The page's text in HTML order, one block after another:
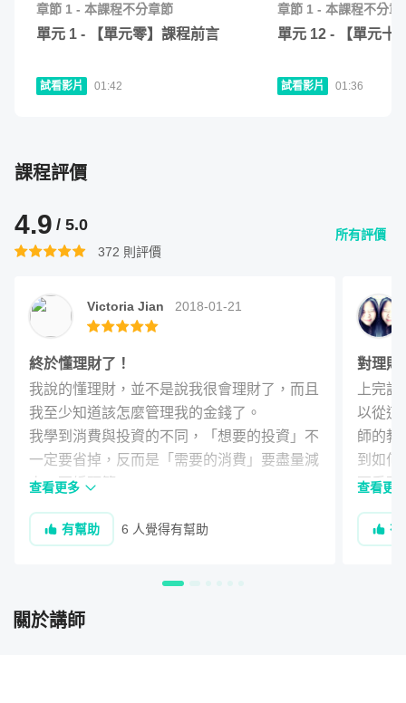
沒有對的生涯規劃，就沒有對的理財規劃。所
問題。
我願意成為你的「理財教練」，教你基本功、監督你好好執
行，一起打造一個財務更健康、自由的人生。
章節 1 - 本課程不分章節
單元 1 - 【單元零】課程前言
試看影片 01:42
章節 1 - 本課程不分章
單元 12 - 【單元十
試看影片 01:36
課程評價
4.9 / 5.0
372 則評價
所有評價
Victoria Jian 2018-01-21
終於懂理財了！
我說的懂理財，並不是說我很會理財了，而且
我至少知道該怎麼管理我的金錢了。
我學到消費與投資的不同，「想要的投資」不
一定要省掉，反而是「需要的消費」要盡量減
少、要編預算。
少可以儲蓄下來，而且老師提醒我要找對存錢
升生活品質」之名馬上花掉。
何尋找適合自己的投資工具，這些課題是我以
查看更多
有幫助 6 人覺得有幫助
對理財
上完
以從這
師的教
到如何
更重要
活的
查看更
有
關於講師